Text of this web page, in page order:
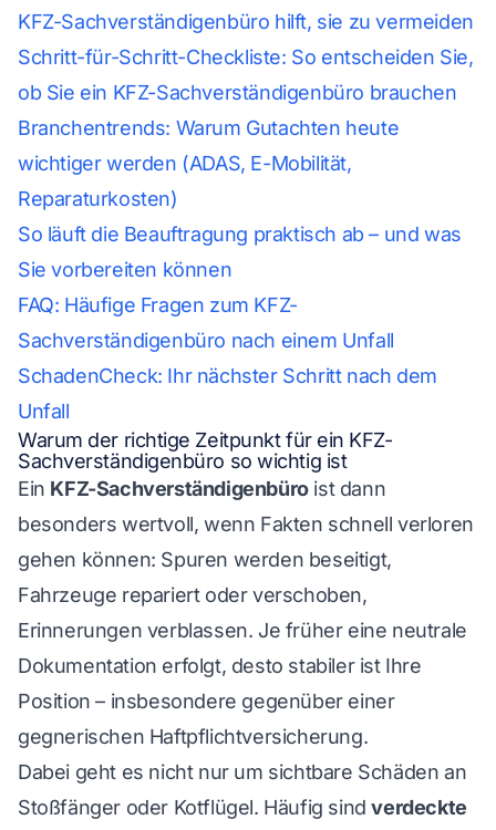
KFZ-Sachverständigenbüro hilft, sie zu vermeiden
Schritt-für-Schritt-Checkliste: So entscheiden Sie,
ob Sie ein KFZ-Sachverständigenbüro brauchen
Branchentrends: Warum Gutachten heute
wichtiger werden (ADAS, E-Mobilität,
Reparaturkosten)
So läuft die Beauftragung praktisch ab – und was
Sie vorbereiten können
FAQ: Häufige Fragen zum KFZ-
Sachverständigenbüro nach einem Unfall
SchadenCheck: Ihr nächster Schritt nach dem
Unfall
Warum der richtige Zeitpunkt für ein KFZ-
Sachverständigenbüro so wichtig ist
Ein KFZ-Sachverständigenbüroist dann
besonders wertvoll, wenn Fakten schnell verloren
gehen können: Spuren werden beseitigt,
Fahrzeuge repariert oder verschoben,
Erinnerungen verblassen. Je früher eine neutrale
Dokumentation erfolgt, desto stabiler ist Ihre
Position – insbesondere gegenüber einer
gegnerischen Haftpflichtversicherung.
Dabei geht es nicht nur um sichtbare Schäden an
Stoßfänger oder Kotflügel. Häufig sindverdeckte